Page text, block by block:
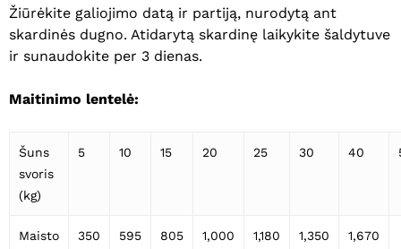
Žiūrėkite galiojimo datą ir partiją, nurodytą ant
skardinės dugno. Atidarytą skardinę laikykite šaldytuve
ir sunaudokite per 3 dienas.
Maitinimo lentelė:
Šuns
svoris
(kg)
5 10 15 20 25 30 40
Maisto
350 595 805 1,000 1,180 1,350 1,670